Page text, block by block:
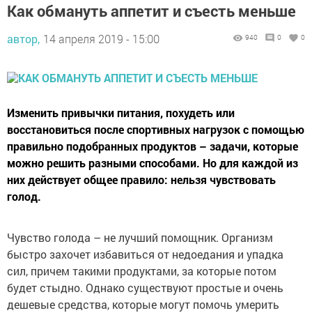
Как обмануть аппетит и съесть меньше
автор, 14 апреля 2019 - 15:00 940 0 0
Изменить привычки питания, похудеть или
восстановиться после спортивных нагрузок с помощью
правильно подобранных продуктов – задачи, которые
можно решить разными способами. Но для каждой из
них действует общее правило: нельзя чувствовать
голод.
Чувство голода – не лучший помощник. Организм
быстро захочет избавиться от недоедания и упадка
сил, причем такими продуктами, за которые потом
будет стыдно. Однако существуют простые и очень
дешевые средства, которые могут помочь умерить